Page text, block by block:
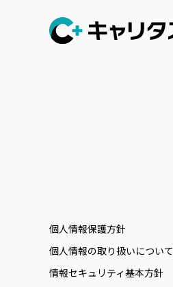
個人情報保護方針
個人情報の取り扱いについて
情報セキュリティ基本方針